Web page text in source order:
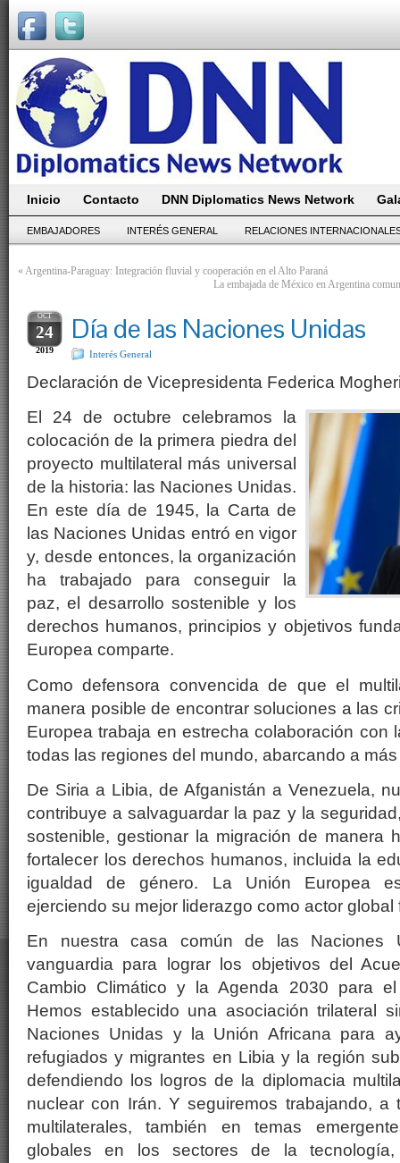
Inicio Contacto DNN Diplomatics News Network
EMBAJADORES INTERÉS GENERAL RELACIONES
«Argentina-Paraguay: Integración fluvial y cooperación en el Alto Paraná
La embajada de México en Argentina
OCT
24
2019
Día de las Naciones Unidas
Interés General
Declaración de Vicepresidenta Federica
El 24 de octubre celebramos la
colocación de la primera piedra del
proyecto multilateral más universal
de la historia: las Naciones Unidas.
En este día de 1945, la Carta de
las Naciones Unidas entró en vigor
y, desde entonces, la organización
ha trabajado para conseguir la
paz, el desarrollo sostenible y los
derechos humanos, principios y objetivos
Europea comparte.
Como defensora convencida de que el
manera posible de encontrar soluciones a las
Europea trabaja en estrecha colaboración con
todas las regiones del mundo, abarcando a
De Siria a Libia, de Afganistán a Venezuela,
contribuye a salvaguardar la paz y la
sostenible, gestionar la migración de manera
fortalecer los derechos humanos, incluida la
igualdad de género. La Unión Europea
ejerciendo su mejor liderazgo como actor global
En nuestra casa común de las Naciones
vanguardia para lograr los objetivos del
Cambio Climático y la Agenda 2030 para el
Hemos establecido una asociación trilateral
Naciones Unidas y la Unión Africana para
refugiados y migrantes en Libia y la región
defendiendo los logros de la diplomacia
nuclear con Irán. Y seguiremos trabajando, a
multilaterales, también en temas
globales en los sectores de la